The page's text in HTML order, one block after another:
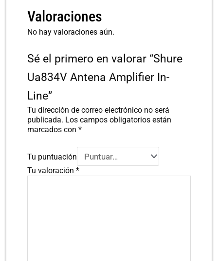
Valoraciones
No hay valoraciones aún.
Sé el primero en valorar “Shure
Ua834V Antena Amplifier In-
Line”
Tu dirección de correo electrónico no será
publicada. Los campos obligatorios están
marcados con*
Tu puntuación
Tu valoración*